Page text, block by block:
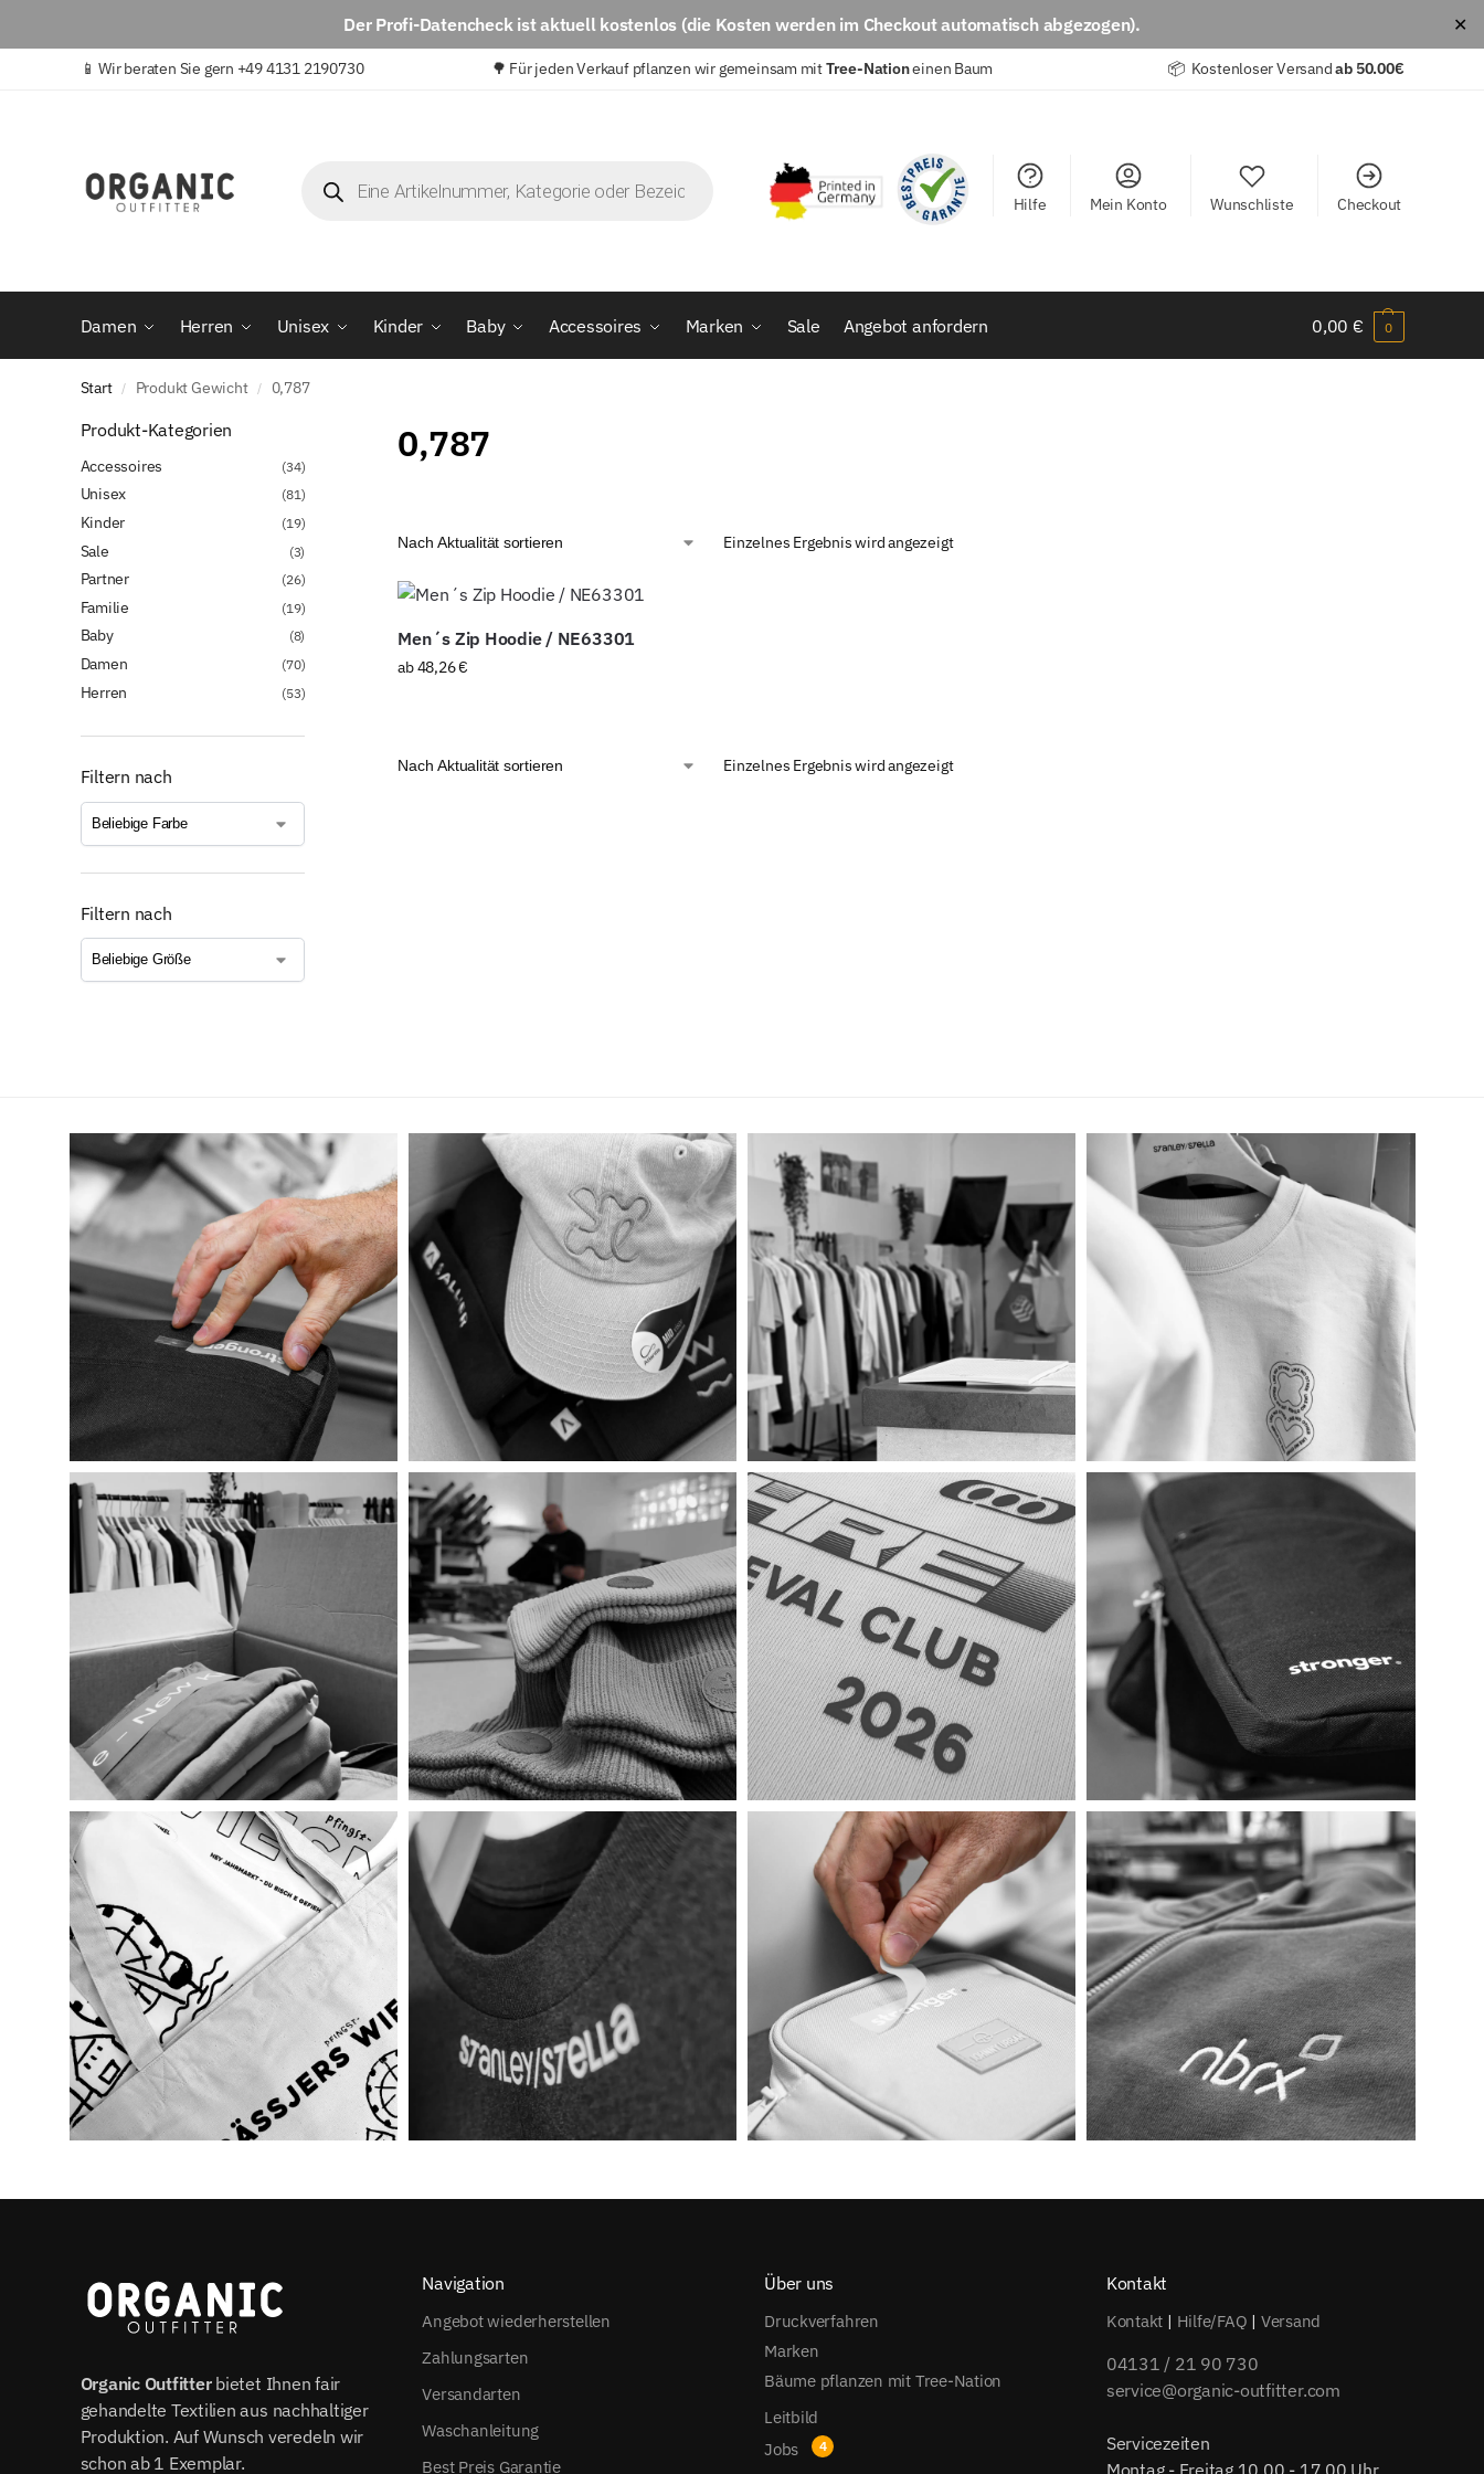
Der Profi-Datencheckist aktuell kostenlos (die Kosten werden im Checkout automatisch abgezogen). ✕
📱Wir beraten Sie gern +49 4131 2190730 🌳 Für jeden Verkauf pflanzen wir gemeinsam mitTree-Nationeinen Baum 📦 Kostenloser Versandab 50.00€
Hilfe Mein Konto Wunschliste Checkout
Damen Herren Unisex Kinder Baby Accessoires Marken Sale Angebot anfordern 0,00 € 0
Start / Produkt Gewicht / 0,787
0,787
Einzelnes Ergebnis wird angezeigt
Men´s Zip Hoodie / NE63301
ab48,26€
Einzelnes Ergebnis wird angezeigt
Produkt-Kategorien
Accessoires (34)
Unisex (81)
Kinder (19)
Sale (3)
Partner (26)
Familie (19)
Baby (8)
Damen (70)
Herren (53)
Filtern nach
Filtern nach
Organic Outfitterbietet Ihnen fair
gehandelte Textilien aus nachhaltiger
Produktion. Auf Wunsch veredeln wir
schon ab 1 Exemplar.
Navigation
Angebot wiederherstellen
Zahlungsarten
Versandarten
Waschanleitung
Best Preis Garantie
Über uns
Druckverfahren
Marken
Bäume pflanzen mit Tree-Nation
Leitbild
Jobs
Kontakt
Kontakt | Hilfe/FAQ | Versand
04131 / 21 90 730
service@organic-outfitter.com
Servicezeiten